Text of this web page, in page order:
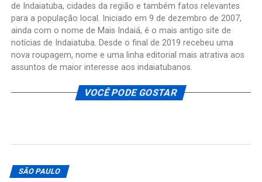
de Indaiatuba, cidades da região e também fatos relevantes
para a população local. Iniciado em 9 de dezembro de 2007,
ainda com o nome de Mais Indaiá, é o mais antigo site de
notícias de Indaiatuba. Desde o final de 2019 recebeu uma
nova roupagem, nome e uma linha editorial mais atrativa aos
assuntos de maior interesse aos indaiatubanos.
VOCÊ PODE GOSTAR
SÃO PAULO